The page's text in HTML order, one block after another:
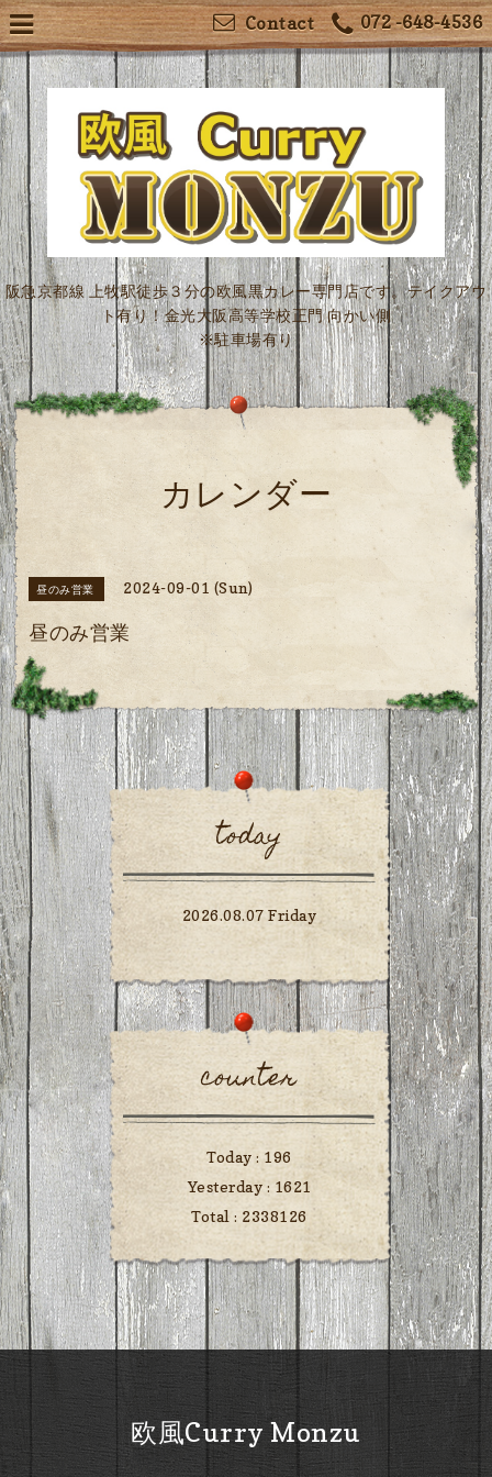
072 -648-4536
Contact
阪急京都線 上牧駅徒歩３分の欧風黒カレー専門店です。テイクアウ
ト有り！金光大阪高等学校正門 向かい側
※駐車場有り
カレンダー
昼のみ営業 2024-09-01 (Sun)
昼のみ営業
today
2026.08.07 Friday
counter
Today : 196
Yesterday : 1621
Total : 2338126
欧風Curry Monzu